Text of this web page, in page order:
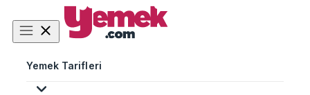
Yemek Tarifleri